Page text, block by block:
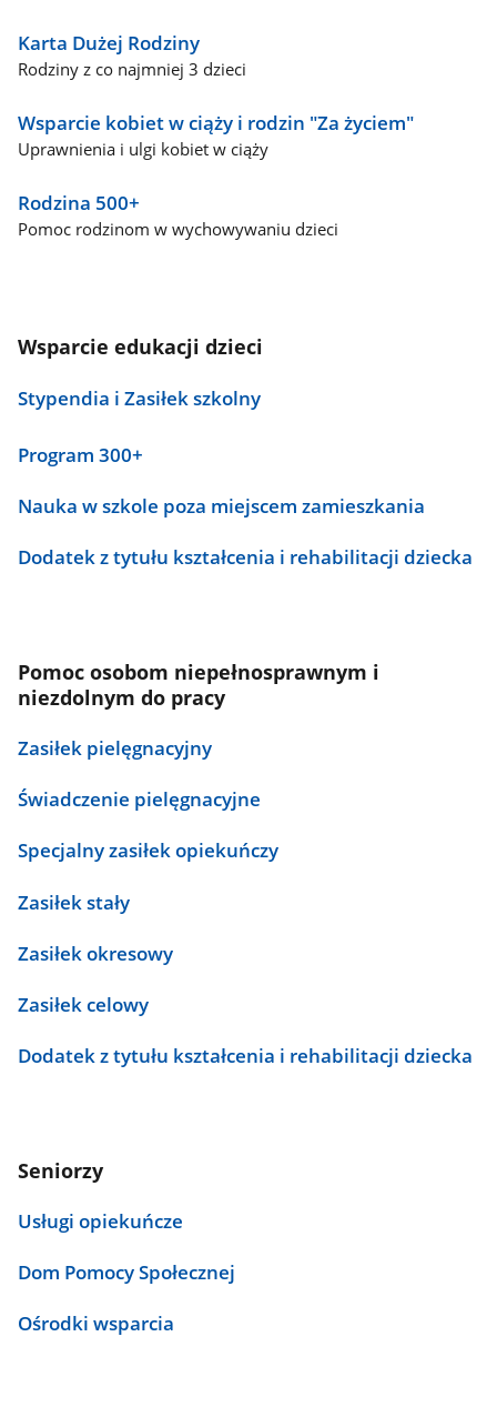
Karta Dużej Rodziny
Rodziny z co najmniej 3 dzieci
Wsparcie kobiet w ciąży i rodzin "Za życiem"
Uprawnienia i ulgi kobiet w ciąży
Rodzina 500+
Pomoc rodzinom w wychowywaniu dzieci
Wsparcie edukacji dzieci
Stypendia i Zasiłek szkolny
Program 300+
Nauka w szkole poza miejscem zamieszkania
Dodatek z tytułu kształcenia i rehabilitacji dziecka
Pomoc osobom niepełnosprawnym i
niezdolnym do pracy
Zasiłek pielęgnacyjny
Świadczenie pielęgnacyjne
Specjalny zasiłek opiekuńczy
Zasiłek stały
Zasiłek okresowy
Zasiłek celowy
Dodatek z tytułu kształcenia i rehabilitacji dziecka
Seniorzy
Usługi opiekuńcze
Dom Pomocy Społecznej
Ośrodki wsparcia